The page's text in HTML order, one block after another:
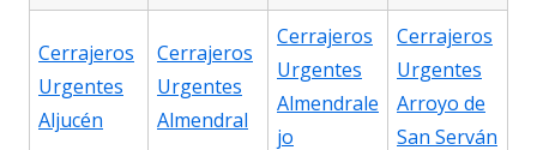
Cerrajeros
Urgentes
Aljucén
Cerrajeros
Urgentes
Almendral
Cerrajeros
Urgentes
Almendrale
jo
Cerrajeros
Urgentes
Arroyo de
San Serván